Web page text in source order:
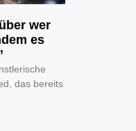
wer
es
das bereits